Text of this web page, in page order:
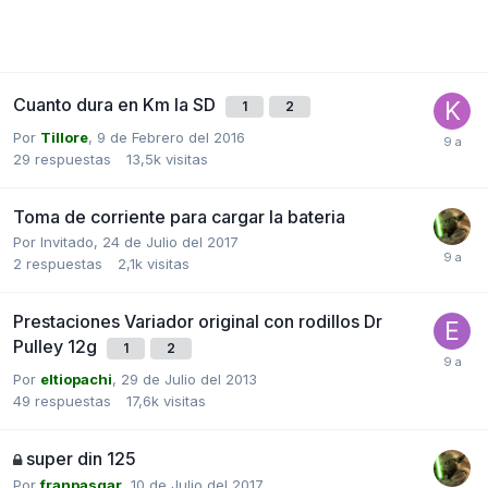
Cuanto dura en Km la SD 1 2
Por Tillore, 9 de Febrero del 2016
29 respuestas 13,5k visitas
Toma de corriente para cargar la bateria
Por Invitado, 24 de Julio del 2017
2 respuestas 2,1k visitas
Prestaciones Variador original con rodillos Dr
Pulley 12g
1 2
Por eltiopachi, 29 de Julio del 2013
49 respuestas 17,6k visitas
super din 125
Porfranpasgar 10 de Julio del 2017